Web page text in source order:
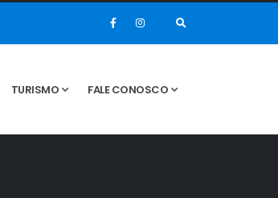
TURISMO FALE CONOSCO